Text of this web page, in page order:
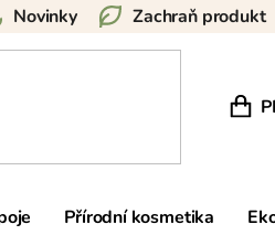
Zachraň produkt
Novinky
Přírodní kosmetika